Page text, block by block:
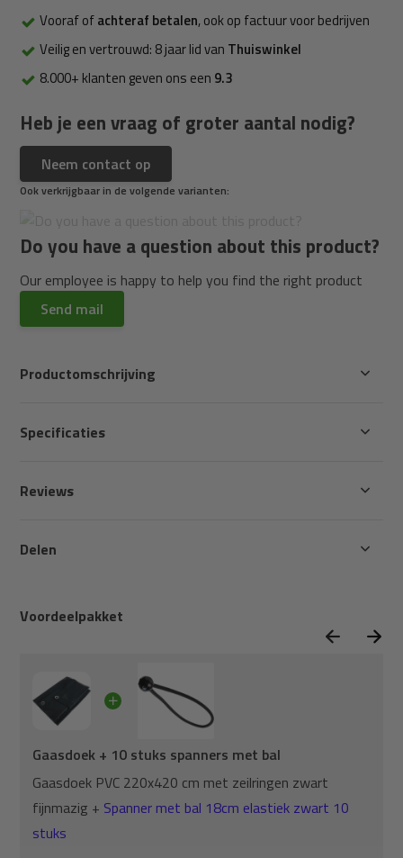
Vooraf ofachteraf betalen, ook op factuur voor bedrijven
Veilig en vertrouwd: 8 jaar lid van Thuiswinkel
8.000+ klanten geven ons een 9.3
Heb je een vraag of groter aantal nodig?
Neem contact op
Ook verkrijgbaar in de volgende varianten:
Do you have a question about this product?
Our employee is happy to help you find the right product
Send mail
Voordeelpakket
Gaasdoek + 10 stuks spanners met bal
Gaasdoek PVC 220x420 cm met zeilringen zwart
fijnmazig + Spanner met bal 18cm elastiek zwart 10
stuks
Productomschrijving
Specificaties
Reviews
Delen